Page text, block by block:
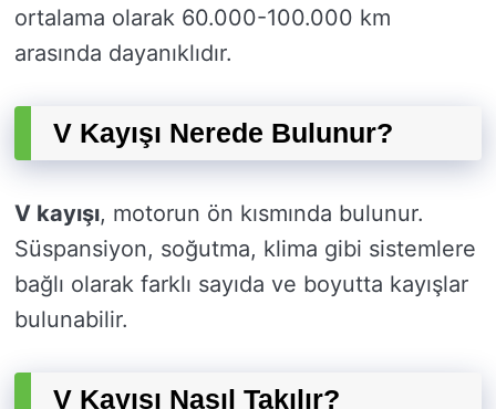
ortalama olarak 60.000-100.000 km
arasında dayanıklıdır.
V Kayışı Nerede Bulunur?
V kayışı, motorun ön kısmında bulunur.
Süspansiyon, soğutma, klima gibi sistemlere
bağlı olarak farklı sayıda ve boyutta kayışlar
bulunabilir.
V Kayışı Nasıl Takılır?